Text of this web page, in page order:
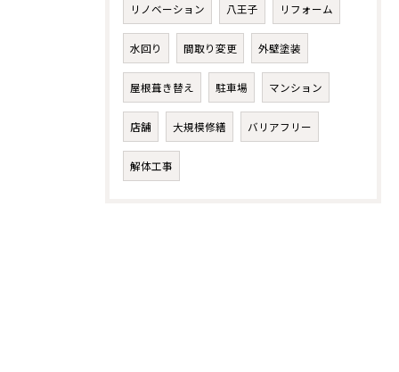
リノベーション 八王子 リフォーム
水回り 間取り変更 外壁塗装
屋根葺き替え 駐車場 マンション
店舗 大規模修繕 バリアフリー
解体工事